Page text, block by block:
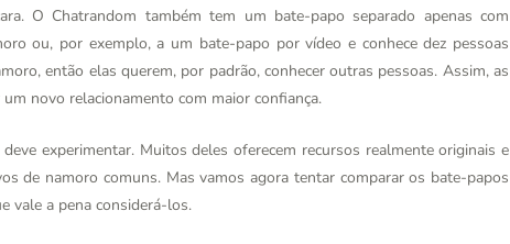
O Chatrandom também tem um bate-papo separado apenas com
ou, por exemplo, a um bate-papo por vídeo e conhece dez pessoas
então elas querem, por padrão, conhecer outras pessoas. Assim, as
novo relacionamento com maior confiança.
experimentar. Muitos deles oferecem recursos realmente originais e
de namoro comuns. Mas vamos agora tentar comparar os bate-papos
vale a pena considerá-los.